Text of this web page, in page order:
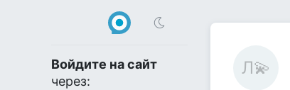
Войдите на сайт
через:
Л💫